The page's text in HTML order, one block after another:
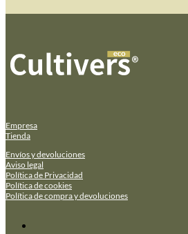
Empresa
Tienda
Envíos y devoluciones
Aviso legal
Política de Privacidad
Política de cookies
Política de compra y devoluciones